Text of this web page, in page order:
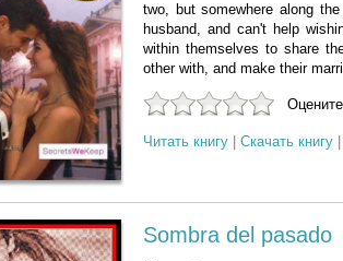
two, but somewhere along
husband, and can't help
within themselves to share
other with, and make their
Читать книгу Скачать книгу
Sombra del pasado